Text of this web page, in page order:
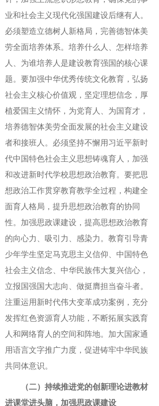
业和社会主义现代化强国建设后继有人。
必须塑造立德树人新格局，完善德智体美
劳全面培养体系。培养什么人、怎样培养
人、为谁培养人是建设教育强国的核心课
题。要加强中华优秀传统文化教育，弘扬
社会主义核心价值观，坚定理想信念，厚
植爱国主义情怀，为党育人、为国育才，
培养德智体美劳全面发展的社会主义建设
者和接班人。必须坚持不懈用习近平新时
代中国特色社会主义思想铸魂育人，加强
和改进新时代学校思想政治教育。要把思
想政治工作贯穿教育教学全过程，构建全
面育人格局，提升思想政治教育的协同
性。加强思政课建设，提高思想政治教育
的向心力、吸引力、感染力。教育引导青
少年学生坚定马克思主义信仰、中国特色
社会主义信念、中华民族伟大复兴信心，
立报国强国大志向、做挺膺担当奋斗者。
注重运用新时代伟大变革成功案例，充分
发挥红色资源育人功能，不断拓展实践育
人和网络育人的空间和阵地。加大国家通
用语言文字推广力度，促进铸牢中华民族
共同体意识。
（二）持续推进党的创新理论进教材
进课堂进头脑，加强思政课建设